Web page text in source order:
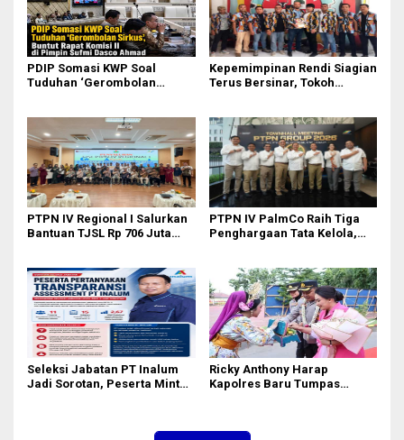
PDIP Somasi KWP Soal
Tuduhan ‘Gerombolan
Kepemimpinan Rendi Siagian
Terus Bersinar, Tokoh
PTPN IV Regional I Salurkan
Bantuan TJSL Rp 706 Juta
PTPN IV PalmCo Raih Tiga
Penghargaan Tata Kelola,
Seleksi Jabatan PT Inalum
Jadi Sorotan, Peserta Minta
Ricky Anthony Harap
Kapolres Baru Tumpas